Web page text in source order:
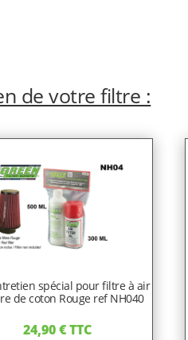
de votre filtre :
spécial pour filtre à air
de coton Rouge ref NH040
24,90€ TTC